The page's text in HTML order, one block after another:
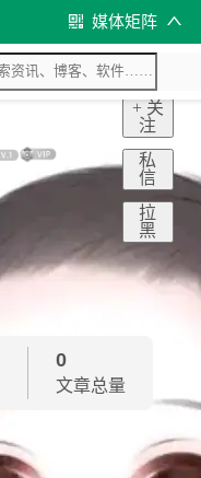
媒体矩阵
+ 关
注
私
信
拉
黑
0
文章总量